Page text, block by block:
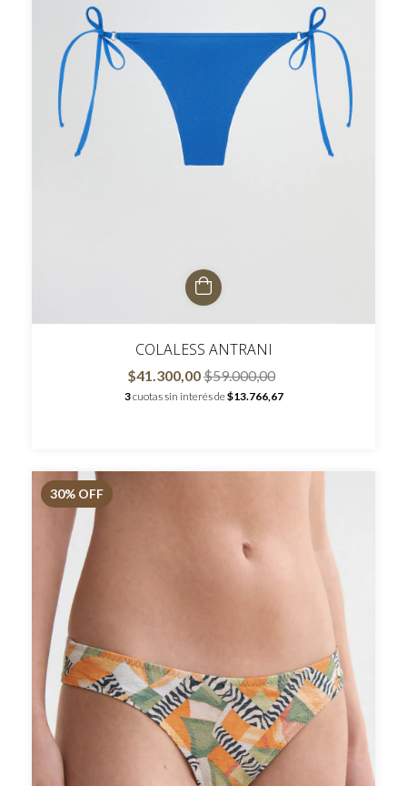
COLALESS ANTRANI
$41.300,00$59.000,00
3cuotas sin interés de$13.766,67
30% OFF